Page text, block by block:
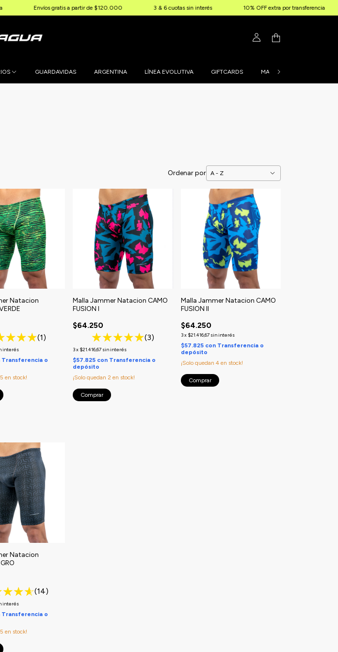
gratis a partir de $120.000 3 & 6 cuotas sin interés 10% OFF extra por transferencia
GUARDAVIDAS ARGENTINA LÍNEA EVOLUTIVA GIFTCARDS MALLAS PERSONALIZADAS
Ordenar por
Natacion
(1)
interés
Transferencia o
5 en stock!
Malla Jammer Natacion CAMO
FUSION I
$64.250
(3)
3x $21.416,67 sin interés
$57.825 con Transferencia o
depósito
¡Solo quedan 2 en stock!
Comprar
Malla Jammer Natacion CAMO
FUSION II
$64.250
3x $21.416,67 sin interés
$57.825 con Transferencia o
depósito
¡Solo quedan 4en stock!
Comprar
Natacion
(14)
interés
Transferencia o
5 en stock!